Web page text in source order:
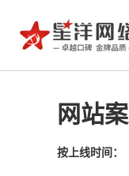
网站
按上线时间：